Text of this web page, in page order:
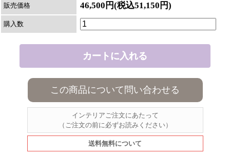
販売価格 46,500円(税込51,150円)
購入数
この商品について問い合わせる
インテリアご注文にあたって
（ご注文の前に必ずお読みください）
送料無料について